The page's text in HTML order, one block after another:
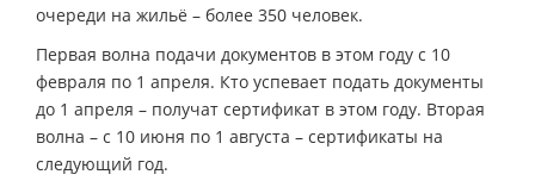
очереди на жильё – более 350 человек.
Первая волна подачи документов в этом году с 10
февраля по 1 апреля. Кто успевает подать документы
до 1 апреля – получат сертификат в этом году. Вторая
волна – с 10 июня по 1 августа – сертификаты на
следующий год.